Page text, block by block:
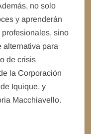
no solo
y aprenderán
sino
alternativa para
de crisis
la Corporación
Iquique, y
Macchiavello.